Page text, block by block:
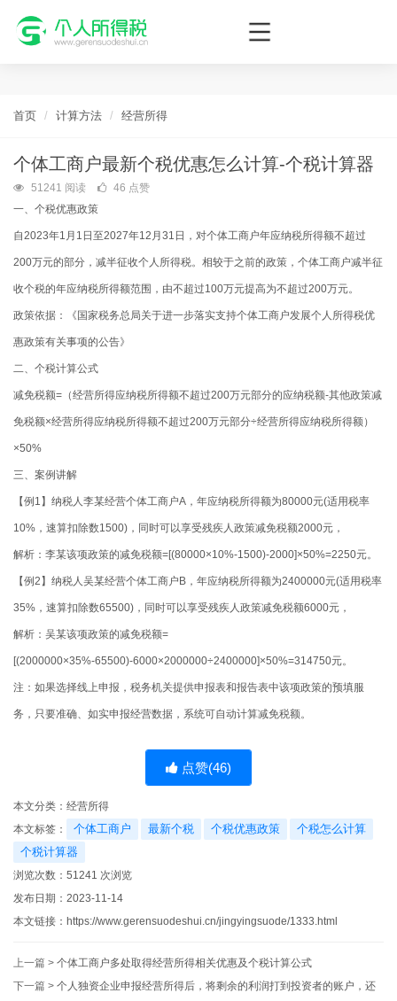
个人所得税网，最新个税资讯平台，您的个税管理专家！
首页 计算方法 经营所得
个体工商户最新个税优惠怎么计算-个税计算器
51241 阅读
46 点赞
一、个税优惠政策
自2023年1月1日至2027年12月31日，对个体工商户年应纳税所得额不超过
200万元的部分，减半征收个人所得税。相较于之前的政策，个体工商户减半征
收个税的年应纳税所得额范围，由不超过100万元提高为不超过200万元。
政策依据：《国家税务总局关于进一步落实支持个体工商户发展个人所得税优
惠政策有关事项的公告》
二、个税计算公式
减免税额=（经营所得应纳税所得额不超过200万元部分的应纳税额-其他政策减
免税额×经营所得应纳税所得额不超过200万元部分÷经营所得应纳税所得额）
×50%
三、案例讲解
【例1】纳税人李某经营个体工商户A，年应纳税所得额为80000元(适用税率
10%，速算扣除数1500)，同时可以享受残疾人政策减免税额2000元，
解析：李某该项政策的减免税额=[(80000×10%-1500)-2000]×50%=2250元。
【例2】纳税人吴某经营个体工商户B，年应纳税所得额为2400000元(适用税率
35%，速算扣除数65500)，同时可以享受残疾人政策减免税额6000元，
解析：吴某该项政策的减免税额=
[(2000000×35%-65500)-6000×2000000÷2400000]×50%=314750元。
注：如果选择线上申报，税务机关提供申报表和报告表中该项政策的预填服
务，只要准确、如实申报经营数据，系统可自动计算减免税额。
点赞(46)
本文分类： 经营所得
本文标签：
个体工商户 最新个税 个税优惠政策
个税怎么计算
个税计算器
浏览次数： 51241 次浏览
发布日期：2023-11-14
本文链接： https://www.gerensuodeshui.cn/jingyingsuode/1333.html
上一篇 > 个体工商户多处取得经营所得相关优惠及个税计算公式
下一篇 > 个人独资企业申报经营所得后，将剩余的利润打到投资者的账户，还